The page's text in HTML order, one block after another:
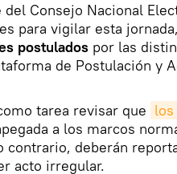
Consejo Nacional
para vigilar esta jornada,
postulados por las
de Postulación y
tarea revisar que
a los marcos
contrario, deberán
acto irregular.